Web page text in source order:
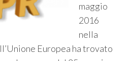
maggio
2016
nella
Europea ha trovato